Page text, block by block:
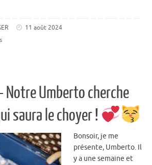
11 août 2024
Notre Umberto cherche
saura le choyer !
Bonsoir, je me
présente, Umberto. Il
y a une semaine et